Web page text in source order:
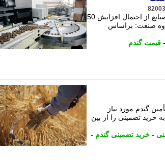
یک فعال صنعت شیرینی و شکلات با اشاره به افزایش قیمت گندم صنایع از احتمال افزایش 50
صنعت: براساس
- قیمت گندم
گندم مورد نیاز
خرید تضمینی را از بین
- خرید تضمینی گندم -